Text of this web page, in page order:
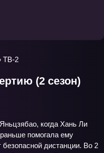
(2 сезон)
когда Хань Ли
помогала ему
дистанции. Во 2